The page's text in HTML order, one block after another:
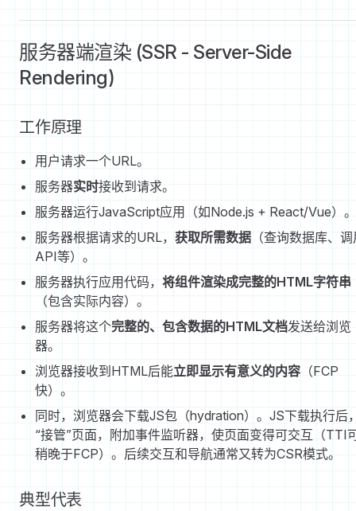
服务器端渲染 (SSR - Server-Side
Rendering)
工作原理
用户请求一个URL。
服务器实时接收到请求。
服务器运行JavaScript应用（如Node.js + React/Vue）。
服务器根据请求的URL， 获取所需数据 （查询数据库、
API等）。
服务器执行应用代码， 将组件渲染成完整的HTML字符串
（包含实际内容）。
服务器将这个完整的、包含数据的HTML文档发送给浏览
器。
浏览器接收到HTML后能立即显示有意义的内容 （FCP
快）。
同时，浏览器会下载JS包（hydration）。JS下载执行后
“接管”页面，附加事件监听器，使页面变得可交互（TTI
稍晚于FCP）。后续交互和导航通常又转为CSR模式。
典型代表